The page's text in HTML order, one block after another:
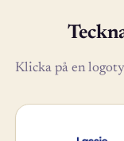
Klicka på en